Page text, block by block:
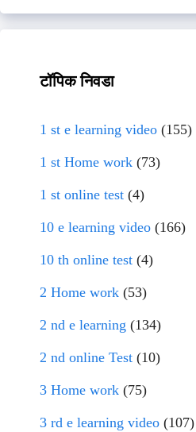
टॉपिक निवडा
1 st e learning video (155)
1 st Home work (73)
1 st online test (4)
10 e learning video (166)
10 th online test (4)
2 Home work (53)
2 nd e learning (134)
2 nd online Test (10)
3 Home work (75)
3 rd e learning video (107)